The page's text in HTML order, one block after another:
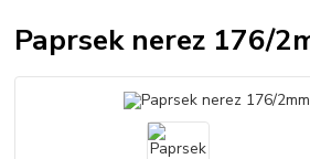
Paprsek nerez 176/